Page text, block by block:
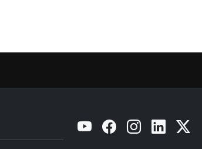
YouTube Facebook Instagram